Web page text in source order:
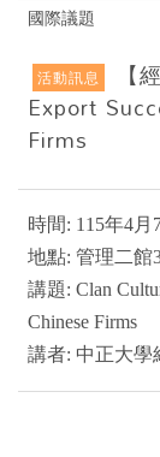
國際議題
活動訊息
Export
Firms
時間: 115年4月
地點: 管理二館
講題: Clan
Chinese Firms
講者: 中正大學